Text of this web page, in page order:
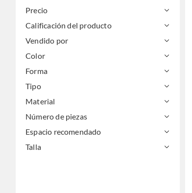
Precio
Calificación del producto
Vendido por
Color
Forma
Tipo
Material
Número de piezas
Espacio recomendado
Talla